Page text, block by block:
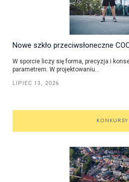
Nowe szkło przeciwsłoneczne
W sporcie liczy się forma, precyzja i
parametrem. W projektowaniu...
LIPIEC 13, 2026
KONKURSY